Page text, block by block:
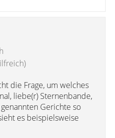
die Frage, um welches
liebe(r) Sternenbande,
Gerichte so
es beispielsweise